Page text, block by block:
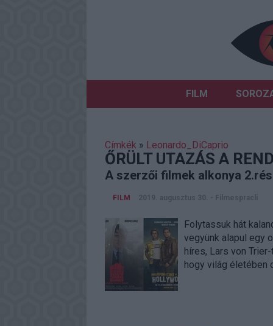
FILM
Címkék » Leonardo_DiCaprio
ŐRÜLT UTAZÁS A
A szerzői filmek alkonya
FILM 2019. augusztus 30. - Filmespracli
Folytassuk hát
vegyünk alapul egy
híres, Lars von
hogy világ életében